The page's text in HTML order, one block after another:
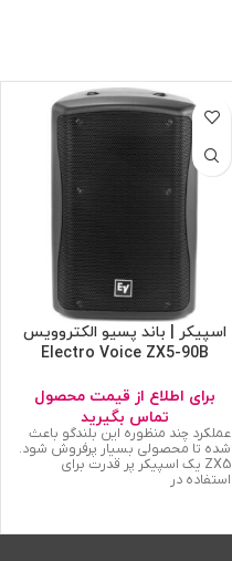
اسپیکر | باند پسیو الکتروویس
Electro Voice ZX5-90B
برای اطلاع از قیمت محصول
تماس بگیرید
عملکرد چند منظوره این بلندگو باعث
شده تا محصولی بسیار پرفروش شود.
ZX5 یک اسپیکر پر قدرت برای
استفاده در